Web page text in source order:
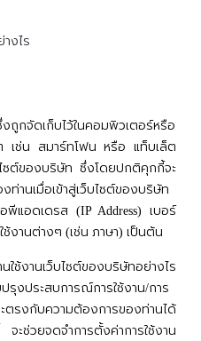
งไร
กจัดเก็บไว้ในคอมพิวเตอร์หรือ
เช่น สมาร์ทโฟน หรือ แท็บเล็ต
ซต์ของบริษัท ซึ่งโดยปกติคุกกี้จะ
านเมื่อเข้าสู่เว็บไซต์ของบริษัท
พีแอดเดรส (IP Address) เบอร์
ช้งานต่างๆ (เช่น ภาษา) เป็นต้น
ใช้งานเว็บไซต์ของบริษัทอย่างไร
งประสบการณ์การใช้งาน/การ
ตรงกับความต้องการของท่านได้
จะช่วยจดจำการตั้งค่าการใช้งาน